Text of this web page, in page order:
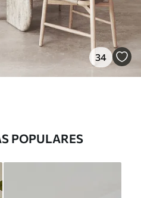
34
POPULARES